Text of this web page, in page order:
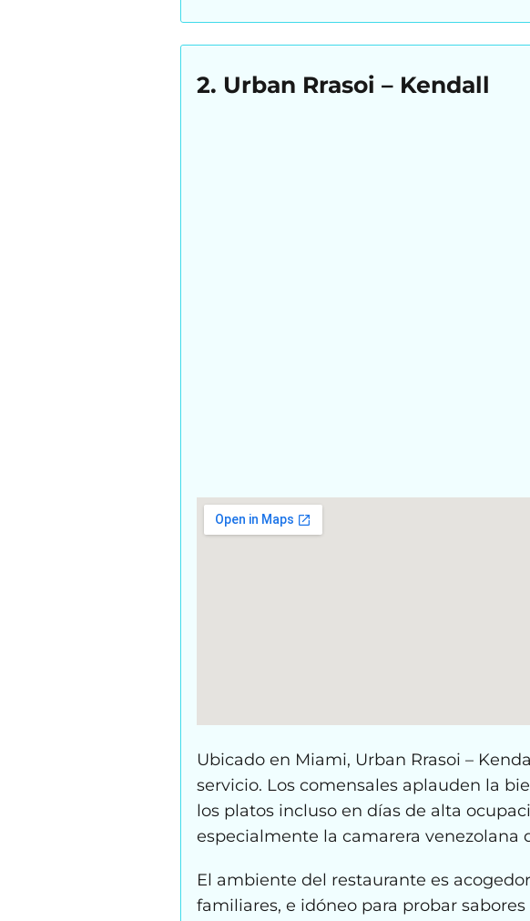
2. Urban Rrasoi – Kendall
Ubicado en Miami, Urban Rrasoi –
servicio. Los comensales aplauden la
los platos incluso en días de alta
especialmente la camarera venezolana
El ambiente del restaurante es
familiares, e idóneo para probar